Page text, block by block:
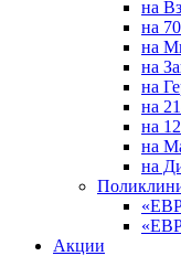
на
на
на
на
на
на
на
на
на
Акции